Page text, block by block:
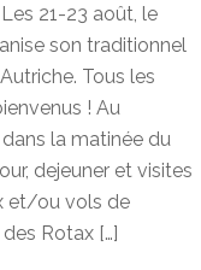
21-23 août, le
son traditionnel
Tous les
! Au
la matinée du
dejeuner et visites
et/ou vols de
Rotax […]